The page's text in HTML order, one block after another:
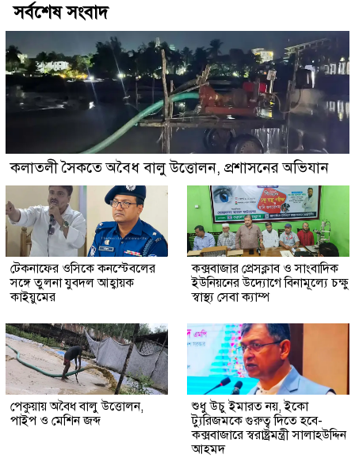
সর্বশেষ সংবাদ
কলাতলী সৈকতে অবৈধ বালু উত্তোলন, প্রশাসনের অভিযান
টেকনাফের ওসিকে কনস্টেবলের
সঙ্গে তুলনা যুবদল আহ্বায়ক
কাইয়ুমের
কক্সবাজার প্রেসক্লাব ও সাংবাদিক
ইউনিয়নের উদ্যোগে বিনামূল্যে চক্ষু
স্বাস্থ্য সেবা ক্যাম্প
পেকুয়ায় অবৈধ বালু উত্তোলন,
পাইপ ও মেশিন জব্দ
শুধু উচু ইমারত নয়, ইকো
ট্যুরিজমকে গুরুত্ব দিতে হবে-
কক্সবাজারে স্বরাষ্ট্রমন্ত্রী সালাহউদ্দিন
আহমদ